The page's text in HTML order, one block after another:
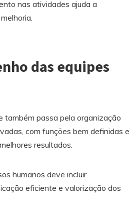
nas atividades ajuda a
das equipes
também passa pela organização
com funções bem definidas e
resultados.
humanos deve incluir
eficiente e valorização dos